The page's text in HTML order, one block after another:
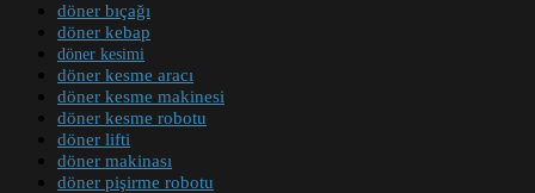
döner bıçağı
döner kebap
döner kesimi
döner kesme aracı
döner kesme makinesi
döner kesme robotu
döner lifti
döner makinası
döner pişirme robotu